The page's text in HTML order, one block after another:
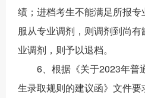
绩；进档考生不能满足所报
服从专业调剂，则调剂到尚
业调剂，则予以退档。
6、根据《关于2023年普
生录取规则的建议函》文件